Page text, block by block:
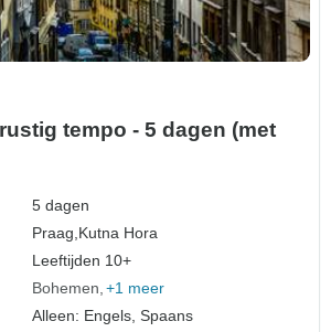
tempo - 5 dagen (met
5 dagen
Praag, Kutna Hora
Leeftijden 10+
Bohemen +1 meer
Alleen: Engels, Spaans